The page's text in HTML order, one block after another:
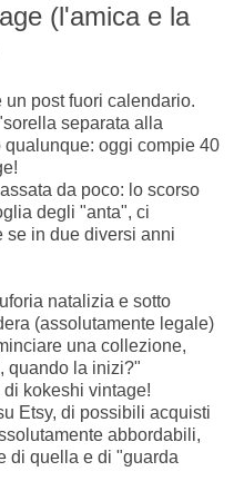
(l'amica e la
post fuori calendario.
separata alla
oggi compie 40
da poco: lo scorso
degli "anta", ci
se in due diversi anni
natalizia e sotto
(assolutamente legale)
una collezione,
quando la inizi?"
kokeshi vintage!
Etsy, di possibili acquisti
abbordabili,
di quella e di "guarda